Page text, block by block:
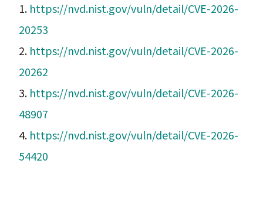
1. https://nvd.nist.gov/vuln/detail/CVE-2026-
20253
2. https://nvd.nist.gov/vuln/detail/CVE-2026-
20262
3. https://nvd.nist.gov/vuln/detail/CVE-2026-
48907
4. https://nvd.nist.gov/vuln/detail/CVE-2026-
54420